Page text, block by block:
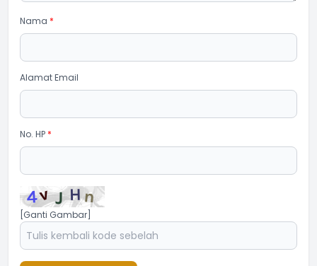
Nama *
Alamat Email
No. HP *
[Ganti Gambar]